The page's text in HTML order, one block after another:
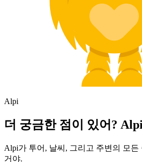
Alpi
더 궁금한 점이 있어?
Alpi가 투어, 날씨, 그리고 주변의 모든
거야.